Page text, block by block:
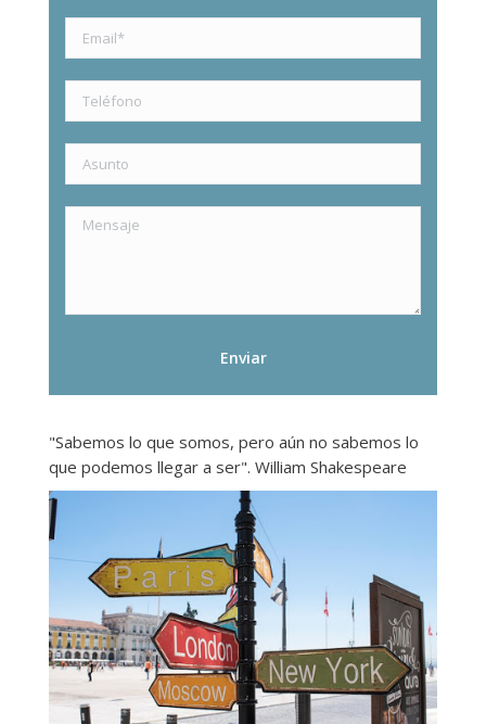
"Sabemos lo que somos, pero aún no sabemos lo
que podemos llegar a ser". William Shakespeare